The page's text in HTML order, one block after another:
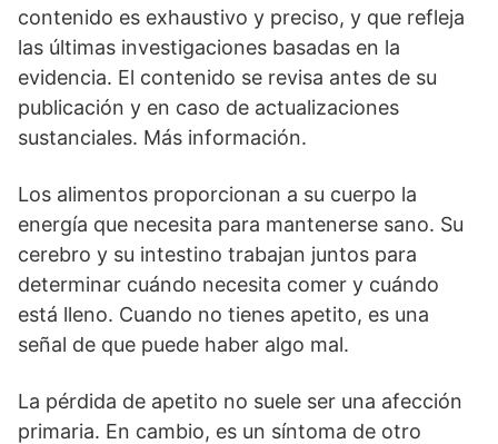
contenido es exhaustivo y preciso, y que refleja
las últimas investigaciones basadas en la
evidencia. El contenido se revisa antes de su
publicación y en caso de actualizaciones
sustanciales. Más información.
Los alimentos proporcionan a su cuerpo la
energía que necesita para mantenerse sano. Su
cerebro y su intestino trabajan juntos para
determinar cuándo necesita comer y cuándo
está lleno. Cuando no tienes apetito, es una
señal de que puede haber algo mal.
La pérdida de apetito no suele ser una afección
primaria. En cambio, es un síntoma de otro